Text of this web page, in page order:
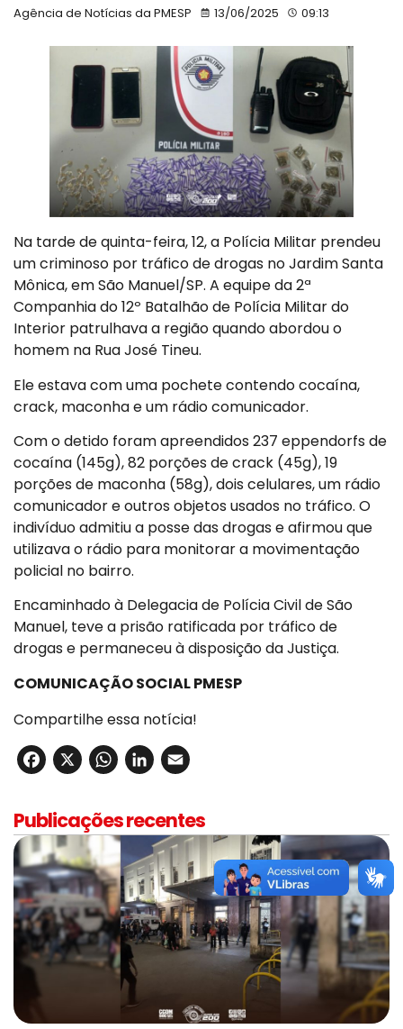
Agência de Notícias da PMESP 13/06/2025 09:13
Na tarde de quinta-feira, 12, a Polícia Militar prendeu
um criminoso por tráfico de drogas no Jardim Santa
Mônica, em São Manuel/SP. A equipe da 2ª
Companhia do 12º Batalhão de Polícia Militar do
Interior patrulhava a região quando abordou o
homem na Rua José Tineu.
Ele estava com uma pochete contendo cocaína,
crack, maconha e um rádio comunicador.
Com o detido foram apreendidos 237 eppendorfs de
cocaína (145g), 82 porções de crack (45g), 19
porções de maconha (58g), dois celulares, um rádio
comunicador e outros objetos usados no tráfico. O
indivíduo admitiu a posse das drogas e afirmou que
utilizava o rádio para monitorar a movimentação
policial no bairro.
Encaminhado à Delegacia de Polícia Civil de São
Manuel, teve a prisão ratificada por tráfico de
drogas e permaneceu à disposição da Justiça.
COMUNICAÇÃO SOCIAL PMESP
Compartilhe essa notícia!
Facebook
X WhatsApp
LinkedIn
Publicações recentes